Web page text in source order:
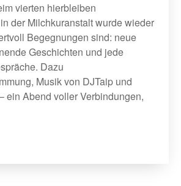
vierten hierbleiben
der Milchkuranstalt wurde wieder
Begegnungen sind: neue
Geschichten und jede
Dazu
Musik von DJTaip und
ein Abend voller Verbindungen,